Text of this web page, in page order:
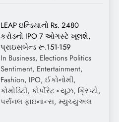
LEAP ઇન્ડિયાનો Rs. 2480
કરોડનો IPO 7 ઓગસ્ટે ખૂલશે,
પ્રાઇસબેન્ડ રૂ.151-159
In Business, Elections Politics
Sentiment, Entertainment,
Fashion, IPO, ઈકોનોમી,
કોમોડિટી, કોર્પોરેટ ન્યૂઝ, ક્રિપ્ટો,
પર્સનલ ફાઇનાન્સ, મ્યુચ્યુઅલ